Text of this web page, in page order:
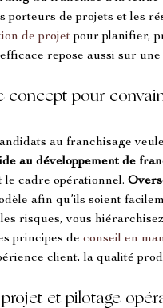
porteurs de projets et les
de projet pour planifier,
repose aussi sur
concept pour
au franchisage
au développement de
le cadre opérationnel.
afin qu’ils soient
risques, vous
principes de conseil en
client, la qualité
et pilotage